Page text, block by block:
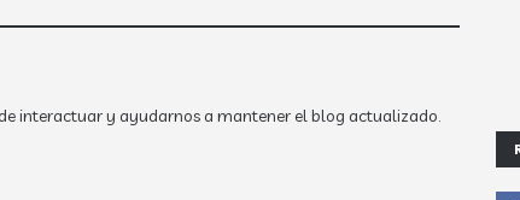
interactuar y ayudarnos a mantener el blog actualizado.